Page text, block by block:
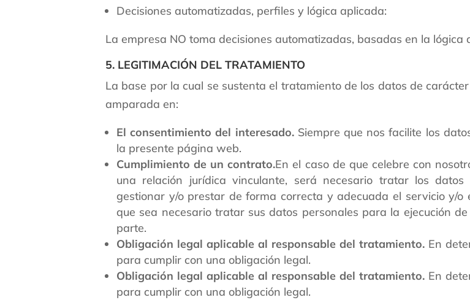
Decisiones automatizadas, perfiles y lógica aplicada:
La empresa NO toma decisiones automatizadas, basadas en la
5. LEGITIMACIÓN DEL TRATAMIENTO
La base por la cual se sustenta el tratamiento de los datos de
amparada en:
El consentimiento del interesado.Siempre que nos facilite los
la presente página web.
Cumplimiento de un contrato.En el caso de que celebre con
una relación jurídica vinculante, será necesario tratar los
gestionar y/o prestar de forma correcta y adecuada el servicio y/o
que sea necesario tratar sus datos personales para la ejecución
parte.
Obligación legal aplicable al responsable del tratamiento. En
para cumplir con una obligación legal.
Obligación legal aplicable al responsable del tratamiento. En
para cumplir con una obligación legal.